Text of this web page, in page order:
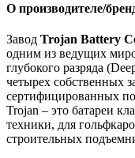
О производителе/
Завод Trojan Battery
одним из ведущих
глубокого разряда
четырех собственных
сертифицированных
Trojan – это батареи
техники, для
строительных